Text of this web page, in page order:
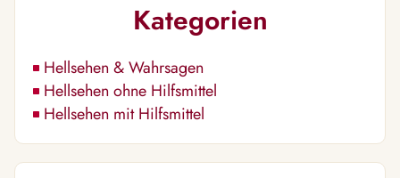
Kategorien
Hellsehen & Wahrsagen
Hellsehen ohne Hilfsmittel
Hellsehen mit Hilfsmittel